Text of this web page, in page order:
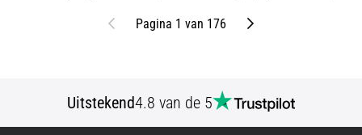
VorigePagina 1 van 176 Volgende
Uitstekend4.8 van de 5